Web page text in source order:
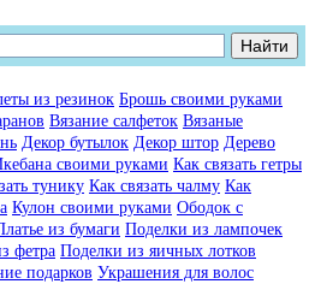
из резинок Брошь своими руками
Вязание салфеток Вязаные
Декор бутылок Декор штор Дерево
своими руками Как связать гетры
тунику Как связать чалму Как
Кулон своими руками Ободок с
из бумаги Поделки из лампочек
фетра Поделки из яичных лотков
подарков Украшения для волос